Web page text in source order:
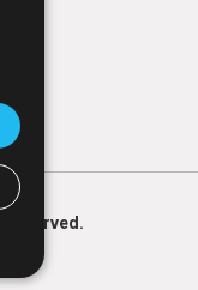
Reserved.